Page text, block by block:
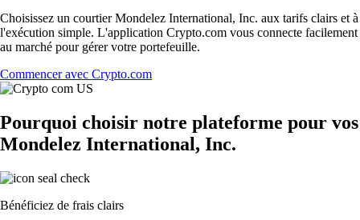
Choisissez un courtier Mondelez International, Inc. aux tarifs clairs et à
l'exécution simple. L'application Crypto.com vous connecte facilement
au marché pour gérer votre portefeuille.
Commencer avec Crypto.com
Pourquoi choisir notre plateforme pour vos
Mondelez International, Inc.
Bénéficiez de frais clairs